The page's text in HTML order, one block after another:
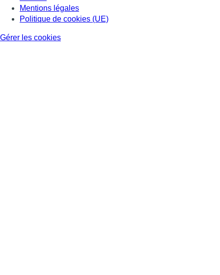
Mentions légales
Politique de cookies (UE)
Gérer les cookies